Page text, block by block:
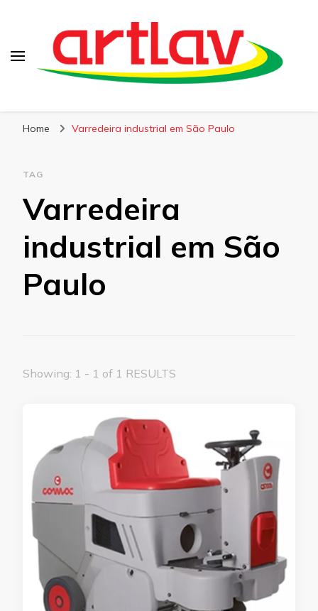
Home Varredeira industrial em São Paulo
TAG
Varredeira
industrial em São
Paulo
Showing: 1 - 1 of 1 RESULTS